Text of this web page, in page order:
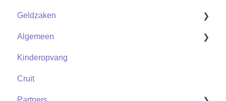
Account
Uitzendkracht
Zzp
Geldzaken
Uitzendkrachten
Zzp
Algemeen
Contact
Kinderopvang
Cruit